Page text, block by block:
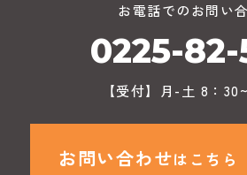
お電話でのお問い
0225-82-
【受付】月-土 8：
お問い合わせはこちら